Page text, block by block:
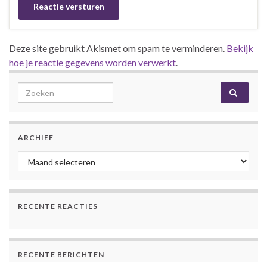
Deze site gebruikt Akismet om spam te verminderen. Bekijk
hoe je reactie gegevens worden verwerkt.
Search for:
ARCHIEF
Archief
RECENTE REACTIES
RECENTE BERICHTEN